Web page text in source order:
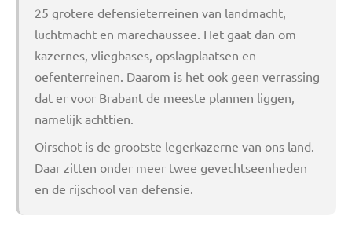
25 grotere defensieterreinen van landmacht,
luchtmacht en marechaussee. Het gaat dan om
kazernes, vliegbases, opslagplaatsen en
oefenterreinen. Daarom is het ook geen verrassing
dat er voor Brabant de meeste plannen liggen,
namelijk achttien.
Oirschot is de grootste legerkazerne van ons land.
Daar zitten onder meer twee gevechtseenheden
en de rijschool van defensie.